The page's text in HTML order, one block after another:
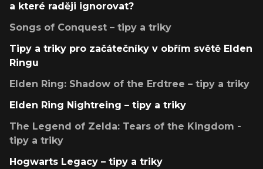
a které raději ignorovat?
Songs of Conquest – tipy a triky
Tipy a triky pro začátečníky v obřím světě Elden
Ringu
Elden Ring: Shadow of the Erdtree – tipy a triky
Elden Ring Nightreing – tipy a triky
The Legend of Zelda: Tears of the Kingdom -
tipy a triky
Hogwarts Legacy – tipy a triky